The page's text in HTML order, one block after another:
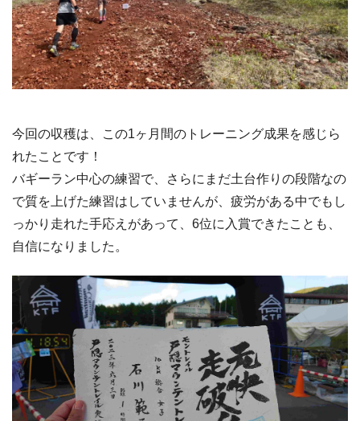
今回の収穫は、この1ヶ月間のトレーニング成果を感じら
れたことです！
バギーラン中心の練習で、さらにまだ土台作りの段階なの
で質を上げた練習はしていませんが、疲労がある中でもし
っかり走れた手応えがあって、6位に入賞できたことも、
自信になりました。